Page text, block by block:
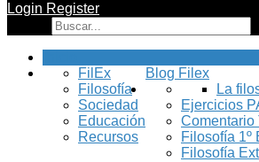
Login Register
Blog Filex
FilEx
Filosofía
Sociedad
Educación
Recursos
La
Ejercicios
Comentario
Filosofía 1º
Filosofía